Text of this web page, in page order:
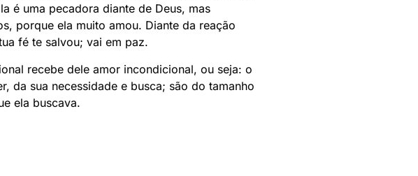
é uma pecadora diante de Deus, mas
porque ela muito amou. Diante da reação
fé te salvou; vai em paz.
recebe dele amor incondicional, ou seja: o
da sua necessidade e busca; são do tamanho
ela buscava.